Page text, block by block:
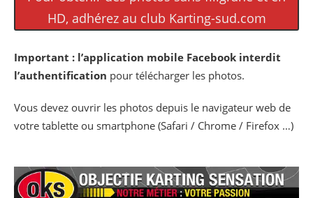
HD, adhérez au club Karting-sud.com
Important : l’application mobile Facebook interdit
l’authentification pour télécharger les photos.
Vous devez ouvrir les photos depuis le navigateur web de
votre tablette ou smartphone (Safari / Chrome / Firefox …)